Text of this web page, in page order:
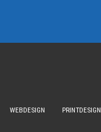
WEBDESIGN PRINTDESIGN